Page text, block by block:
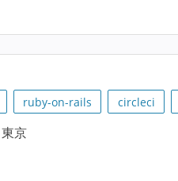
ruby-on-rails circleci
東京